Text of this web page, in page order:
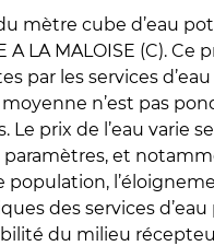
mètre cube d’eau
LA MALOISE (C). Ce
par les services
n’est pas
prix de l’eau varie
et
population,
des services
du milieu